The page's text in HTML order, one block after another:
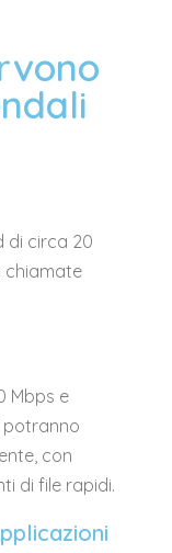
di circa 20
chiamate
Mbps e
potranno
con
di file rapidi.